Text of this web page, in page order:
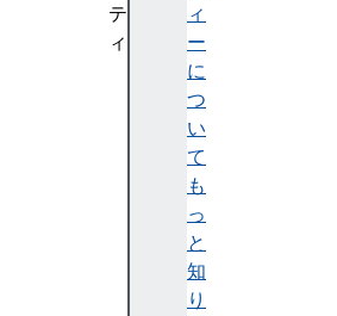
ィ
ー
に
つ
い
て
も
っ
と
知
り
テ
ィ